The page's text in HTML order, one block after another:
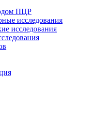
ПЦР
исследования
исследования